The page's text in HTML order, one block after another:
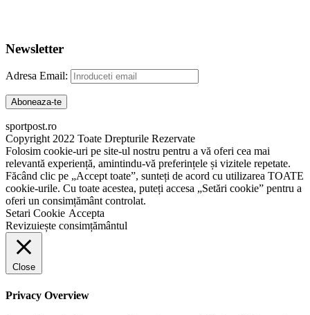
Newsletter
Adresa Email:
sportpost.ro
Copyright 2022 Toate Drepturile Rezervate
Folosim cookie-uri pe site-ul nostru pentru a vă oferi cea mai
relevantă experiență, amintindu-vă preferințele și vizitele repetate.
Făcând clic pe „Accept toate”, sunteți de acord cu utilizarea TOATE
cookie-urile. Cu toate acestea, puteți accesa „Setări cookie” pentru a
oferi un consimțământ controlat.
Setari Cookie Accepta
Revizuiește consimțământul
Close
Privacy Overview